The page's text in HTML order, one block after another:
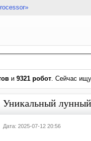
и 9321 робот. Сейчас
Уникальный лунный
Дата: 2025-07-12 20:56